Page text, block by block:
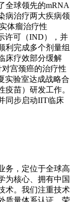
全球领先的mRNA
病治疗两大疾病领
体瘤治疗性
许可（IND），并
利完成多个剂量组
床疗效部分缓解
对宫颈癌的治疗性
实验室达成战略合
疫苗）研发工作。
同步启动IIT临床
务，定位于全球高
为核心、拥有中国
术。我们注重技术
质量体系认证，荣